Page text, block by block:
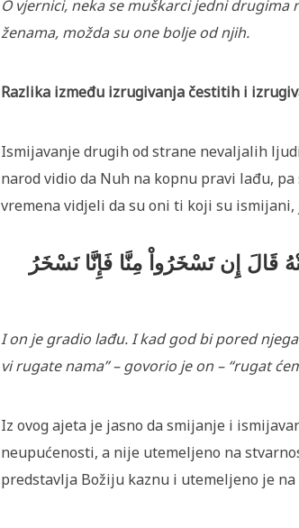
O vjernici, neka se muškarci jedni
ženama, možda su one bolje od njih.
Razlika između izrugivanja čestitih i
Ismijavanje drugih od strane nevaljalih
narod vidio da Nuh na kopnu pravi lađu,
vremena vidjeli da su oni ti koji su
قَالَ إِن تَسْخَرُواْ مِنَّا فَإِنَّا نَسْخَرُ
I on je gradio lađu. I kad god bi pored
vi rugate nama” – govorio je on – “rugat
Iz ovog ajeta je jasno da smijanje i
neupućenosti, a nije utemeljeno na
predstavlja Božiju kaznu i utemeljeno je